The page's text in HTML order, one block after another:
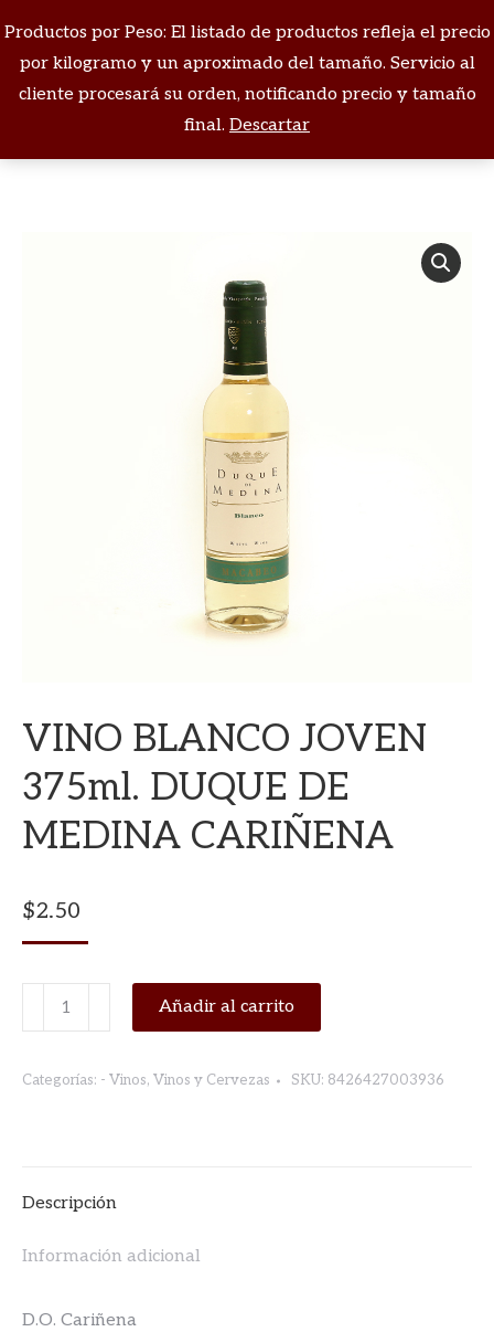
Productos por Peso: El listado de productos refleja el precio
por kilogramo y un aproximado del tamaño. Servicio al
cliente procesará su orden, notificando precio y tamaño
final. Descartar
Buscar:
Estás aquí:
VINO BLANCO JOVEN
375ml. DUQUE DE
MEDINA CARIÑENA
$2.50
VINO
BLANCO
375ml.
CARIÑENA
cantidad
Añadir al carrito
Categorías: - Vinos, Vinos y Cervezas SKU: 8426427003936
Descripción
Información adicional
D.O. Cariñena